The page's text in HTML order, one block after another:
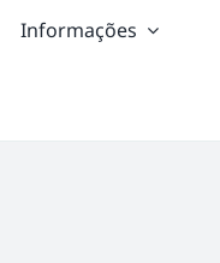
Informações